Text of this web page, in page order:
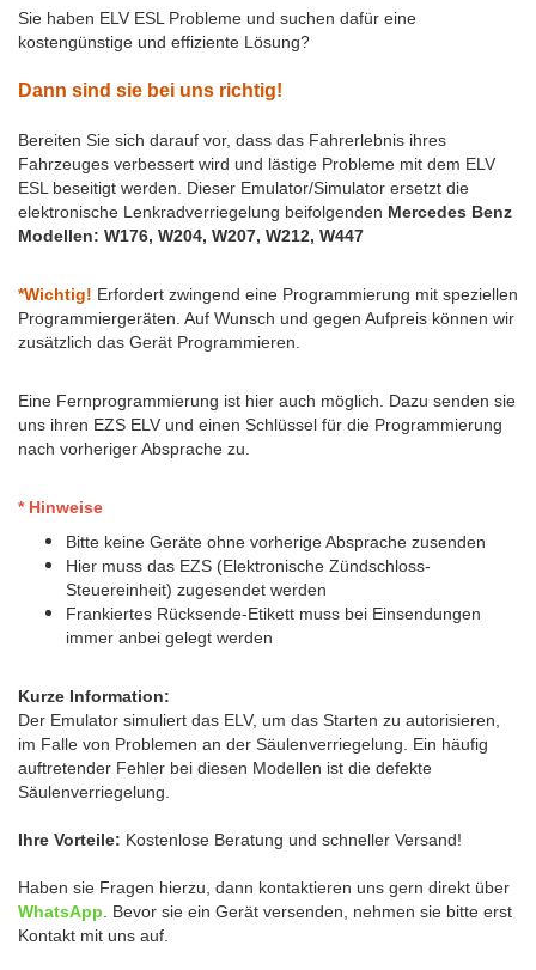
Sie haben ELV ESL Probleme und suchen dafür eine
kostengünstige und effiziente Lösung?
Dann sind sie bei uns richtig!
Bereiten Sie sich darauf vor, dass das Fahrerlebnis ihres
Fahrzeuges verbessert wird und lästige Probleme mit dem ELV
ESL beseitigt werden.
Dieser Emulator/Simulator ersetzt die
elektronische Lenkradverriegelung beifolgenden Mercedes Benz
Modellen: W176, W204, W207, W212, W447
*Wichtig! Erfordert zwingend eine Programmierung mit speziellen
Programmiergeräten. Auf Wunsch und gegen Aufpreis können wir
zusätzlich das Gerät Programmieren.
Eine Fernprogrammierung ist hier auch möglich. Dazu senden sie
uns ihren EZS ELV und einen Schlüssel für die Programmierung
nach vorheriger Absprache zu.
* Hinweise
Bitte keine Geräte ohne vorherige Absprache zusenden
Hier muss das EZS (Elektronische Zündschloss-
Steuereinheit) zugesendet werden
Frankiertes Rücksende-Etikett muss bei Einsendungen
immer anbei gelegt werden
Kurze Information:
Der Emulator simuliert das ELV, um das Starten zu autorisieren,
im Falle von Problemen an der Säulenverriegelung. Ein häufig
auftretender Fehler bei diesen Modellen ist die defekte
Säulenverriegelung.
Ihre Vorteile: Kostenlose Beratung und schneller Versand!
Haben sie Fragen hierzu, dann kontaktieren uns gern direkt über
WhatsApp
Bevor sie ein Gerät versenden, nehmen sie bitte erst
Kontakt mit uns auf.